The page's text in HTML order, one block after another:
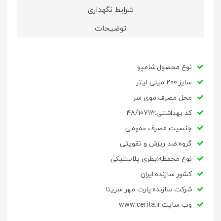
شرایط نگهداری
توضیحات
نوع محصول:شامپو
سایز:200 میلی لیتر
محل مصرف:موی سر
کد بهداشتی:48/10713
جنسیت مصرف:عمومی
گروه:ضد ریزش و تقویتی
نوع محفظه:بطری پلاستیکی
کشور سازنده:ایران
شرکت سازنده:پارت مهر سریتا
وب سایت:www.cerita.ir